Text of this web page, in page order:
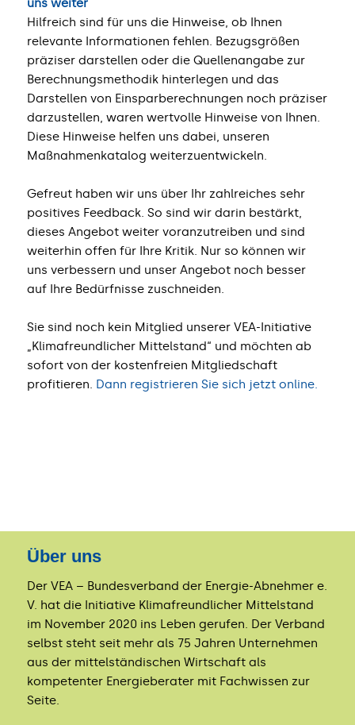
uns weiter
Hilfreich sind für uns die Hinweise, ob Ihnen
relevante Informationen fehlen. Bezugsgrößen
präziser darstellen oder die Quellenangabe zur
Berechnungsmethodik hinterlegen und das
Darstellen von Einsparberechnungen noch präziser
darzustellen, waren wertvolle Hinweise von Ihnen.
Diese Hinweise helfen uns dabei, unseren
Maßnahmenkatalog weiterzuentwickeln.
Gefreut haben wir uns über Ihr zahlreiches sehr
positives Feedback. So sind wir darin bestärkt,
dieses Angebot weiter voranzutreiben und sind
weiterhin offen für Ihre Kritik. Nur so können wir
uns verbessern und unser Angebot noch besser
auf Ihre Bedürfnisse zuschneiden.
Sie sind noch kein Mitglied unserer VEA-Initiative
„Klimafreundlicher Mittelstand“ und möchten ab
sofort von der kostenfreien Mitgliedschaft
profitieren. Dann registrieren Sie sich jetzt online.
Über uns
Der VEA – Bundesverband der Energie-Abnehmer e.
V. hat die Initiative Klimafreundlicher Mittelstand
im November 2020 ins Leben gerufen. Der Verband
selbst steht seit mehr als 75 Jahren Unternehmen
aus der mittelständischen Wirtschaft als
kompetenter Energieberater mit Fachwissen zur
Seite.